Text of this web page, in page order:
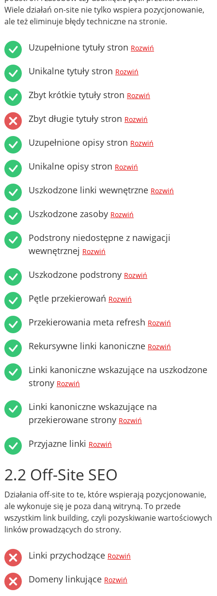
Wiele działań on-site nie tylko wspiera pozycjonowanie,
ale też eliminuje błędy techniczne na stronie.
Uzupełnione tytuły stron Rozwiń
Unikalne tytuły stron Rozwiń
Zbyt krótkie tytuły stron Rozwiń
Zbyt długie tytuły stron Rozwiń
Uzupełnione opisy stron Rozwiń
Unikalne opisy stron Rozwiń
Uszkodzone linki wewnętrzne Rozwiń
Uszkodzone zasoby Rozwiń
Podstrony niedostępne z nawigacji
wewnętrznej Rozwiń
Uszkodzone podstrony Rozwiń
Pętle przekierowań Rozwiń
Przekierowania meta refresh Rozwiń
Rekursywne linki kanoniczne Rozwiń
Linki kanoniczne wskazujące na uszkodzone
strony Rozwiń
Linki kanoniczne wskazujące na
przekierowane strony Rozwiń
Przyjazne linki Rozwiń
2.2 Off-Site SEO
Działania off-site to te, które wspierają pozycjonowanie,
ale wykonuje się je poza daną witryną. To przede
wszystkim link building, czyli pozyskiwanie wartościowych
linków prowadzących do strony.
Linki przychodzące Rozwiń
Domeny linkujące Rozwiń